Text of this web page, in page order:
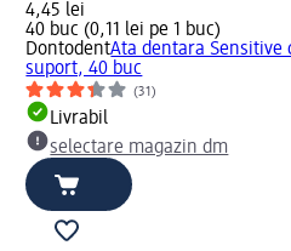
4,45 lei
40 buc (0,11 lei pe 1 buc)
DontodentAta dentara Sensitive
suport, 40 buc
(31)
Livrabil
selectare magazin dm